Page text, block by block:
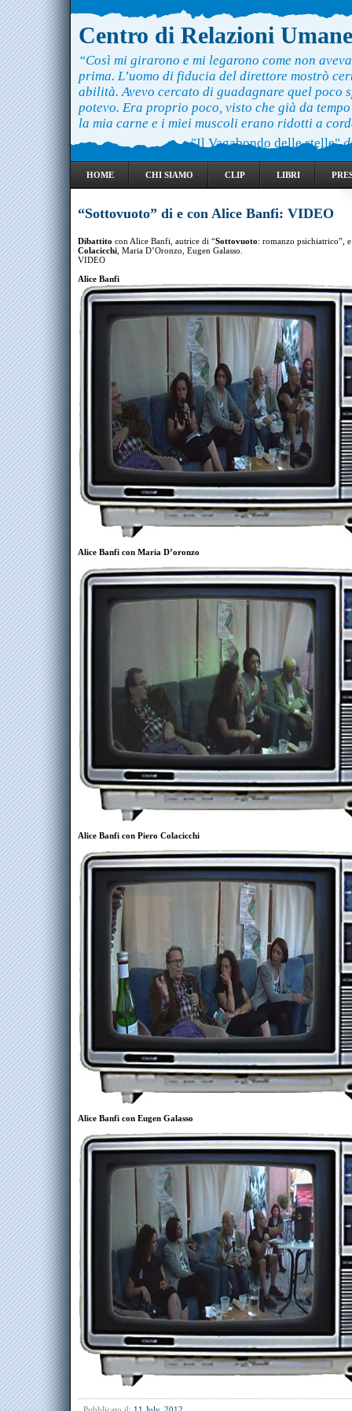
Centro di Relazioni Umane
“Così mi girarono e mi legarono come non
prima. L’uomo di fiducia del direttore mostrò
abilità. Avevo cercato di guadagnare quel poco
potevo. Era proprio poco, visto che già da
la mia carne e i miei muscoli erano ridotti a
"Il Vagabondo delle stelle"
HOME CHI SIAMO CLIP LIBRI
“Sottovuoto” di e con Alice Banfi: VIDEO
Dibattito con Alice Banfi, autrice di “Sottovuoto: romanzo psichiatrico”,
Colacicchi , Maria D’Oronzo, Eugen Galasso.
VIDEO
Alice Banfi
Alice Banfi con Maria D’oronzo
Alice Banfi con Piero Colacicchi
Alice Banfi con Eugen Galasso